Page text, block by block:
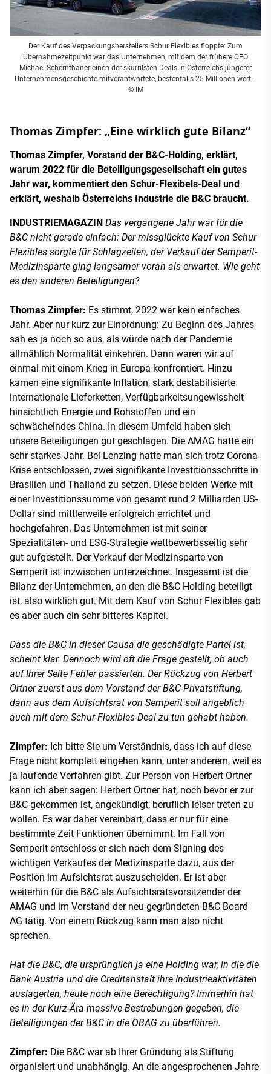
Der Kauf des Verpackungsherstellers Schur Flexibles floppte: Zum
Übernahmezeitpunkt war das Unternehmen, mit dem der frühere CEO
Michael Schernthaner einen der skurrilsten Deals in Österreichs jüngerer
Unternehmensgeschichte mitverantwortete, bestenfalls 25 Millionen wert. -
© IM
Thomas Zimpfer: „Eine wirklich gute Bilanz“
Thomas Zimpfer, Vorstand der B&C-Holding, erklärt,
warum 2022 für die Beteiligungsgesellschaft ein gutes
Jahr war, kommentiert den Schur-Flexibels-Deal und
erklärt, weshalb Österreichs Industrie die B&C braucht.
INDUSTRIEMAGAZIN Das vergangene Jahr war für die
B&C nicht gerade einfach: Der missglückte Kauf von Schur
Flexibles sorgte für Schlagzeilen, der Verkauf der Semperit-
Medizinsparte ging langsamer voran als erwartet. Wie geht
es den anderen Beteiligungen?
Thomas Zimpfer: Es stimmt, 2022 war kein einfaches
Jahr. Aber nur kurz zur Einordnung: Zu Beginn des Jahres
sah es ja noch so aus, als würde nach der Pandemie
allmählich Normalität einkehren. Dann waren wir auf
einmal mit einem Krieg in Europa konfrontiert. Hinzu
kamen eine signifikante Inflation, stark destabilisierte
internationale Lieferketten, Verfügbarkeitsungewissheit
hinsichtlich Energie und Rohstoffen und ein
schwächelndes China. In diesem Umfeld haben sich
unsere Beteiligungen gut geschlagen. Die AMAG hatte ein
sehr starkes Jahr. Bei Lenzing hatte man sich trotz Corona-
Krise entschlossen, zwei signifikante Investitionsschritte in
Brasilien und Thailand zu setzen. Diese beiden Werke mit
einer Investitionssumme von gesamt rund 2 Milliarden US-
Dollar sind mittlerweile erfolgreich errichtet und
hochgefahren. Das Unternehmen ist mit seiner
Spezialitäten- und ESG-Strategie wettbewerbsseitig sehr
gut aufgestellt. Der Verkauf der Medizinsparte von
Semperit ist inzwischen unterzeichnet. Insgesamt ist die
Bilanz der Unternehmen, an den die B&C Holding beteiligt
ist, also wirklich gut. Mit dem Kauf von Schur Flexibles gab
es aber auch ein sehr bitteres Kapitel.
Dass die B&C in dieser Causa die geschädigte Partei ist,
scheint klar. Dennoch wird oft die Frage gestellt, ob auch
auf Ihrer Seite Fehler passierten. Der Rückzug von Herbert
Ortner zuerst aus dem Vorstand der B&C-Privatstiftung,
dann aus dem Aufsichtsrat von Semperit soll angeblich
auch mit dem Schur-Flexibles-Deal zu tun gehabt haben.
Zimpfer: Ich bitte Sie um Verständnis, dass ich auf diese
Frage nicht komplett eingehen kann, unter anderem, weil es
ja laufende Verfahren gibt. Zur Person von Herbert Ortner
kann ich aber sagen: Herbert Ortner hat, noch bevor er zur
B&C gekommen ist, angekündigt, beruflich leiser treten zu
wollen. Es war daher vereinbart, dass er nur für eine
bestimmte Zeit Funktionen übernimmt. Im Fall von
Semperit entschloss er sich nach dem Signing des
wichtigen Verkaufes der Medizinsparte dazu, aus der
Position im Aufsichtsrat auszuscheiden. Er ist aber
weiterhin für die B&C als Aufsichtsratsvorsitzender der
AMAG und im Vorstand der neu gegründeten B&C Board
AG tätig. Von einem Rückzug kann man also nicht
sprechen.
Hat die B&C, die ursprünglich ja eine Holding war, in die die
Bank Austria und die Creditanstalt ihre Industrieaktivitäten
auslagerten, heute noch eine Berechtigung? Immerhin hat
es in der Kurz-Ära massive Bestrebungen gegeben, die
Beteiligungen der B&C in die ÖBAG zu überführen.
Zimpfer: Die B&C war ab Ihrer Gründung als Stiftung
organisiert und unabhängig. An die angesprochenen Jahre